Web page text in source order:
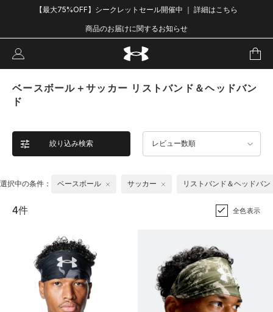
【最大75%OFF】シークレットセール開催中 ｜ 詳細はこちら
商品のお届けに関するお知らせ
ベースボール＋サッカー リストバンド＆ヘッドバン
ド
絞り込み検索 レビュー数順
選択中の条件： ベースボール サッカー リストバンド＆ヘッドバン
4件 全色表示